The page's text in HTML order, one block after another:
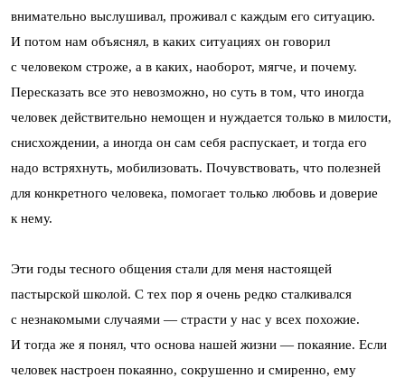
внимательно выслушивал, проживал с каждым его ситуацию.
И потом нам объяснял, в каких ситуациях он говорил
с человеком строже, а в каких, наоборот, мягче, и почему.
Пересказать все это невозможно, но суть в том, что иногда
человек действительно немощен и нуждается только в милости,
снисхождении, а иногда он сам себя распускает, и тогда его
надо встряхнуть, мобилизовать. Почувствовать, что полезней
для конкретного человека, помогает только любовь и доверие
к нему.
Эти годы тесного общения стали для меня настоящей
пастырской школой. С тех пор я очень редко сталкивался
с незнакомыми случаями — страсти у нас у всех похожие.
И тогда же я понял, что основа нашей жизни — покаяние. Если
человек настроен покаянно, сокрушенно и смиренно, ему